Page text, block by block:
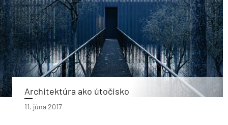
Architektúra ako útočisko
11. júna 2017